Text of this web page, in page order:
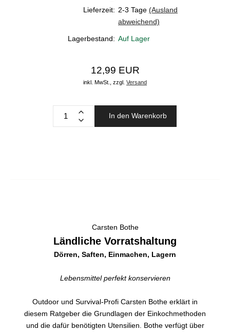
Lieferzeit: 2-3 Tage (Ausland
abweichend)
Lagerbestand: Auf Lager
12,99 EUR
inkl. MwSt., zzgl. Versand
In den Warenkorb
Carsten Bothe
Ländliche Vorratshaltung
Dörren, Saften, Einmachen, Lagern
Lebensmittel perfekt konservieren
Outdoor und Survival-Profi Carsten Bothe erklärt in
diesem Ratgeber die Grundlagen der Einkochmethoden
und die dafür benötigten Utensilien. Bothe verfügt über